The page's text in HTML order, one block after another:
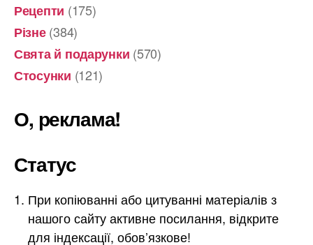
Рецепти (175)
Різне(384)
Свята й подарунки (570)
Стосунки (121)
О, реклама!
Статус
При копіюванні або цитуванні матеріалів з
нашого сайту активне посилання, відкрите
для індексації, обов’язкове!